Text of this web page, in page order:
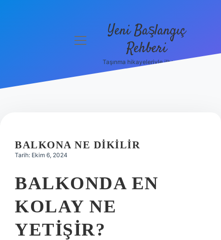
Politikası
menüyü
Yeni Başlangıç
Rehberi
Taşınma hikayeleriyle ilham bul!
BALKONA NE DIKILIR
Tarih: Ekim 6, 2024
BALKONDA EN
KOLAY NE
YETIŞIR?